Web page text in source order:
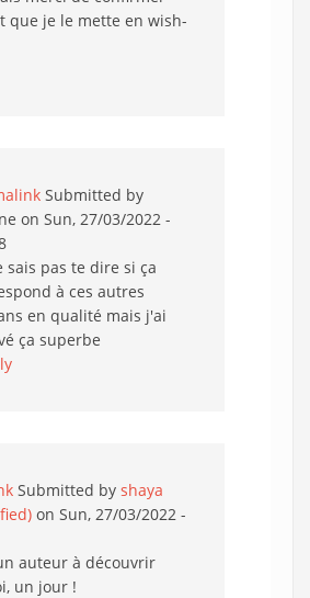
que je le mette en wish-
Submitted by
on Sun, 27/03/2022 -
sais pas te dire si ça
à ces autres
en qualité mais j'ai
ça superbe
Submitted by shaya
on Sun, 27/03/2022 -
auteur à découvrir
un jour !